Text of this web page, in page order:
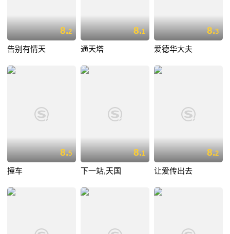
8.2
告别有情天
8.1
通天塔
8.3
爱德华大夫
8.5
撞车
8.1
下一站,天国
8.2
让爱传出去